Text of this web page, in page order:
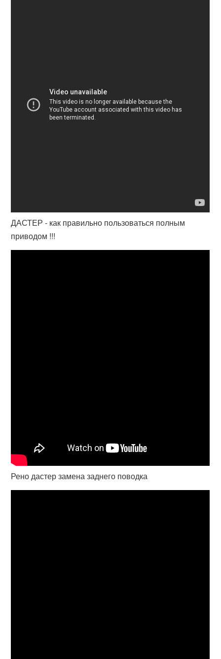
ДАСТЕР - как правильно пользоваться полным
приводом !!!
Рено дастер замена заднего поводка